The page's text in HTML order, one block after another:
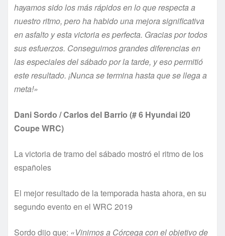
hayamos sido los más rápidos en lo que respecta a
nuestro ritmo, pero ha habido una mejora significativa
en asfalto y esta victoria es perfecta. Gracias por todos
sus esfuerzos. Conseguimos grandes diferencias en
las especiales del sábado por la tarde, y eso permitió
este resultado. ¡Nunca se termina hasta que se llega a
meta!»
Dani Sordo / Carlos del Barrio (# 6 Hyundai i20
Coupe WRC)
La victoria de tramo del sábado mostró el ritmo de los
españoles
El mejor resultado de la temporada hasta ahora, en su
segundo evento en el WRC 2019
Sordo dijo que: «Vinimos a Córcega con el objetivo de